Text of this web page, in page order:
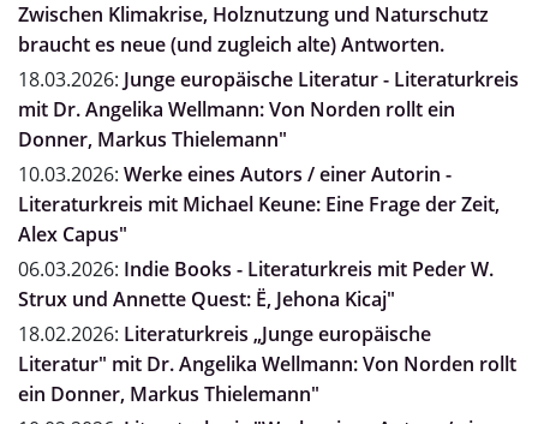
Zwischen Klimakrise, Holznutzung und Naturschutz
braucht es neue (und zugleich alte) Antworten.
18.03.2026: Junge europäische Literatur - Literaturkreis
mit Dr. Angelika Wellmann: Von Norden rollt ein
Donner, Markus Thielemann"
10.03.2026: Werke eines Autors / einer Autorin -
Literaturkreis mit Michael Keune: Eine Frage der Zeit,
Alex Capus"
06.03.2026: Indie Books - Literaturkreis mit Peder W.
Strux und Annette Quest: Ë, Jehona Kicaj"
18.02.2026: Literaturkreis „Junge europäische
Literatur" mit Dr. Angelika Wellmann: Von Norden rollt
ein Donner, Markus Thielemann"